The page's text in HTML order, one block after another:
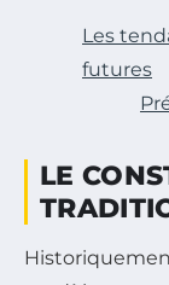
Les
futures
LE